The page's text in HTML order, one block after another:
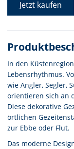
Jetzt kaufen
In den
Lebensrhythmus.
wie Angler, Segler,
orientieren sich an
Diese dekorative
örtlichen
zur Ebbe oder Flut.
Das moderne